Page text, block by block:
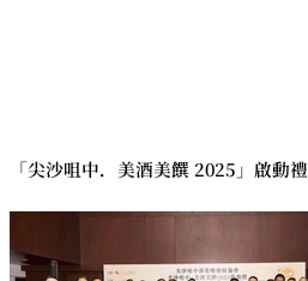
「尖沙咀中．美酒美饌 2025」啟動禮